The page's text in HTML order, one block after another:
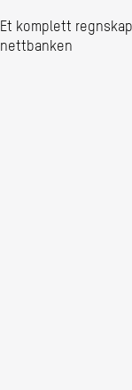
Et komplett
nettbanken